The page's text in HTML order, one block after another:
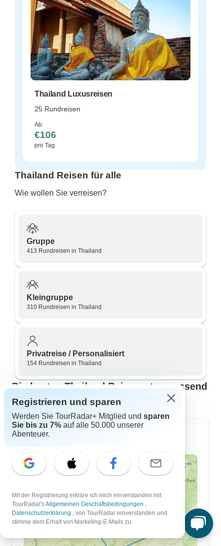
Thailand Luxusreisen
25 Rundreisen
Ab
€106
pro Tag
Thailand Reisen für alle
Wie wollen Sie verreisen?
Gruppe
413 Rundreisen in Thailand
Kleingruppe
310 Rundreisen in Thailand
Privatreise / Personalisiert
154 Rundreisen in Thailand
Die besten Thailand Reiserouten passend
für Ihre Pläne
Reiserouten für 7 Tage
Registrieren und sparen
Werden Sie TourRadar+ Mitglied und sparen
Sie bis zu 7% auf alle 50.000 unserer
Abenteuer.
Mit der Registrierung erkläre ich mich einverstanden mit
TourRadar'sAllgemeinen Geschäftsbedingungen ,
Datenschutzerklärung , von TourRadar einverstanden und
stimme dem Erhalt von Marketing-E-Mails zu.